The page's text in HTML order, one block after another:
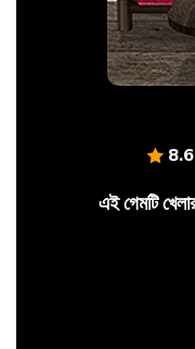
8.6
এই গেমটি